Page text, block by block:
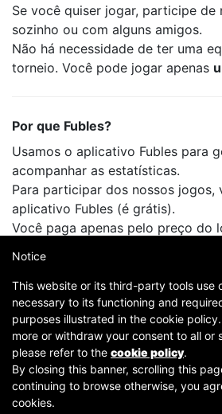
Se você quiser jogar, participe de
sozinho ou com alguns amigos.
Não há necessidade de ter uma
torneio. Você pode jogar apenas
Por que Fubles?
Usamos o aplicativo Fubles para
acompanhar as estatísticas.
Para participar dos nossos jogos,
aplicativo Fubles (é grátis).
Você paga apenas pelo preço do
Copyright © 2007-2026 Fubles Srl, Via Disciplini 18, 20123
Notice
This website or its third-party tools use
necessary to its functioning and
purposes illustrated in the cookie
more or withdraw your consent to all or
please refer to the cookie policy.
By closing this banner, scrolling this
continuing to browse otherwise, you
cookies.